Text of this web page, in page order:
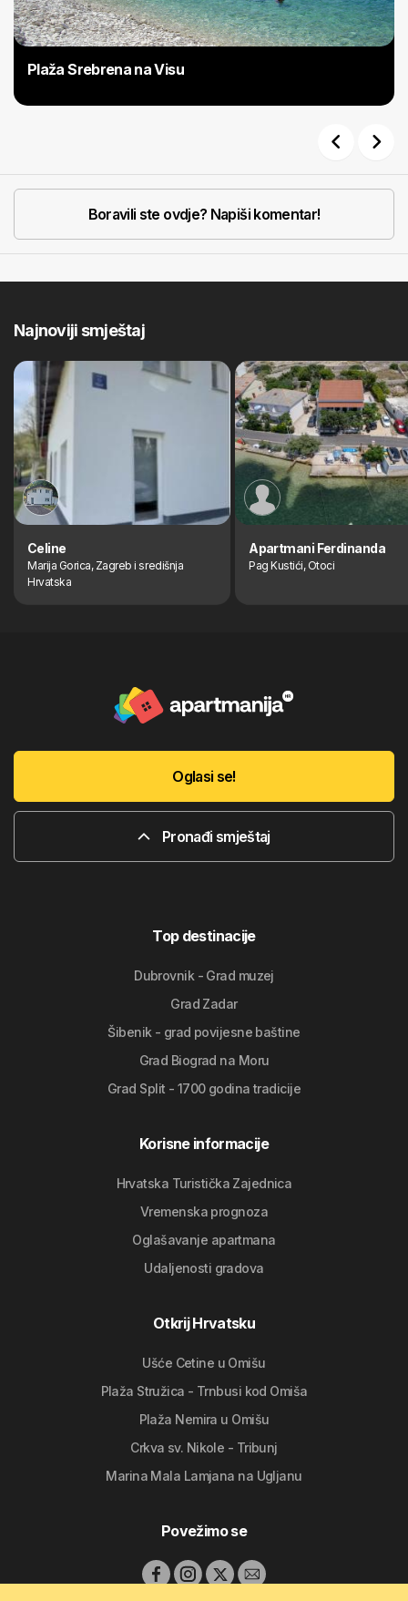
Plaža Srebrena na Visu
Boravili ste ovdje? Napiši komentar!
Najnoviji smještaj
Celine
Marija Gorica, Zagreb i središnja
Hrvatska
Apartmani Ferdinanda
Pag Kustići, Otoci
Oglasi se!
Pronađi smještaj
Top destinacije
Dubrovnik - Grad muzej
Grad Zadar
Šibenik - grad povijesne baštine
Grad Biograd na Moru
Grad Split - 1700 godina tradicije
Korisne informacije
Hrvatska Turistička Zajednica
Vremenska prognoza
Oglašavanje apartmana
Udaljenosti gradova
Otkrij Hrvatsku
Ušće Cetine u Omišu
Plaža Stružica - Trnbusi kod Omiša
Plaža Nemira u Omišu
Crkva sv. Nikole - Tribunj
Marina Mala Lamjana na Ugljanu
Povežimo se